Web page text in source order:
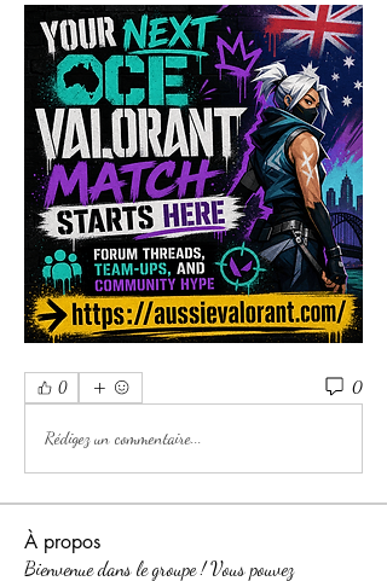
0 0
Rédigez un commentaire...
À propos
Bienvenue dans le groupe ! Vous pouvez